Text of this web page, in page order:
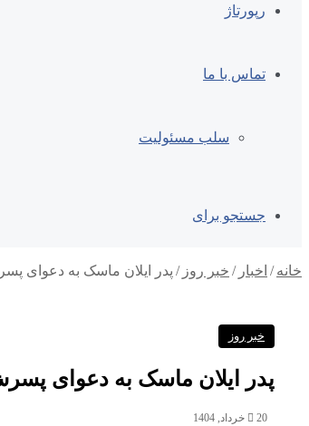
رپورتاژ
تماس با ما
سلب مسئولیت
جستجو برای
خانه / اخبار / خبر روز / پدر ایلان ماسک به دعوای
خبر روز
پدر ایلان ماسک به دعوای
20 خرداد, 1404